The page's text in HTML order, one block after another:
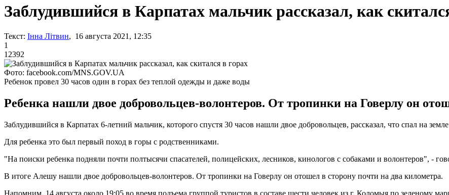
Заблудившийся в Карпатах мальчик рассказал, как
Текст: Інна Літвин, 16 августа 2021, 12:35
1
12392
Фото: facebook.com/MNS.GOV.UA
Ребенок провел 30 часов один в горах без теплой одежды и даже воды
Ребенка нашли двое добровольцев-волонтеров. От тропинки на Говерлу он
Заблудившийся в Карпатах 6-летний мальчик, которого спустя 30 часов нашли двое добровольцев, рассказал, что спал на
Для ребенка это был первый поход в горы с родственниками.
"На поиски ребенка подняли почти полтысячи спасателей, полицейских, лесников, кинологов с собаками и волонтеров", -
В итоге Алешу нашли двое добровольцев-волонтеров. От тропинки на Говерлу он отошел в сторону почти на два километра.
Напомним, 14 августа около 19:05 во время подъема группой туристов в составе шести человек из г. Коломыя по зеленому